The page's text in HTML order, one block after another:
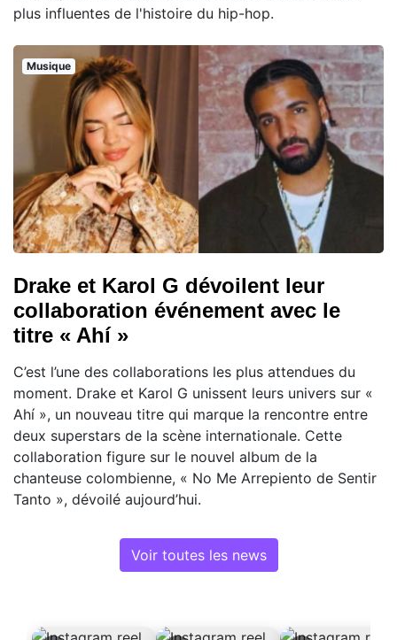
plus influentes de l'histoire du hip-hop.
Musique
Drake et Karol G dévoilent leur
collaboration événement avec le
titre « Ahí »
C’est l’une des collaborations les plus attendues du
moment. Drake et Karol G unissent leurs univers sur «
Ahí », un nouveau titre qui marque la rencontre entre
deux superstars de la scène internationale. Cette
collaboration figure sur le nouvel album de la
chanteuse colombienne, « No Me Arrepiento de Sentir
Tanto », dévoilé aujourd’hui.
Voir toutes les news